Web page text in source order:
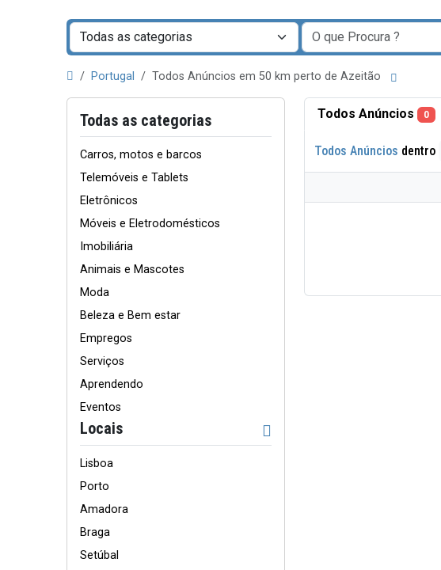
Portugal Todos Anúncios em 50 km perto de Azeitão
Todas as categorias
Carros, motos e barcos
Telemóveis e Tablets
Eletrônicos
Móveis e Eletrodomésticos
Imobiliária
Animais e Mascotes
Moda
Beleza e Bem estar
Empregos
Serviços
Aprendendo
Eventos
Locais
Lisboa
Porto
Amadora
Braga
Setúbal
Todos Anúncios 0
Todos Anúncios dentro